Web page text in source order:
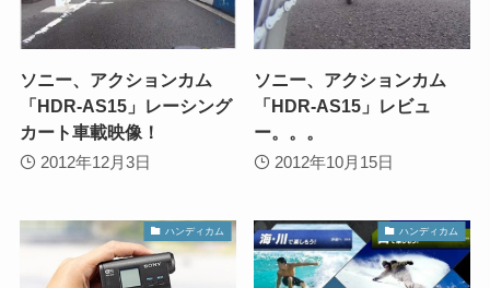
ソニー、アクションカム
「HDR-AS15」レーシング
カート車載映像！
2012年12月3日
ソニー、アクションカム
「HDR-AS15」レビュ
ー。。。
2012年10月15日
ハンディカム ハンディカム